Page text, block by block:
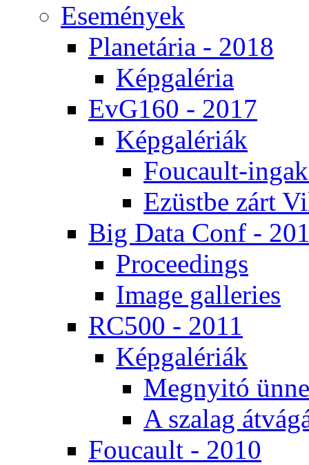
Ese­mé­nyek
Pla­ne­tá­ria - 2018
Kép­ga­lé­ria
EvG160 - 2017
Kép­ga­lé­ri­ák
Fo­u­ca­ult-
Ezüst­be zárt
Big Da­ta Conf -
Pro­ce­e­dings
Image gal­le­ri­es
RC500 - 2011
Kép­ga­lé­ri­ák
Meg­nyi­tó
A sza­lag
Fo­u­ca­ult - 2010